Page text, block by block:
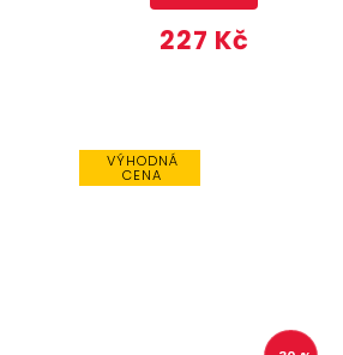
227 Kč
VÝHODNÁ
CENA